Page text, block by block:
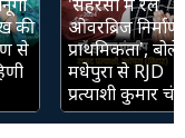
की
से
ओवरब्रिज निर्माण
प्राथमिकता', बोले
मधेपुरा से RJD
प्रत्याशी कुमार